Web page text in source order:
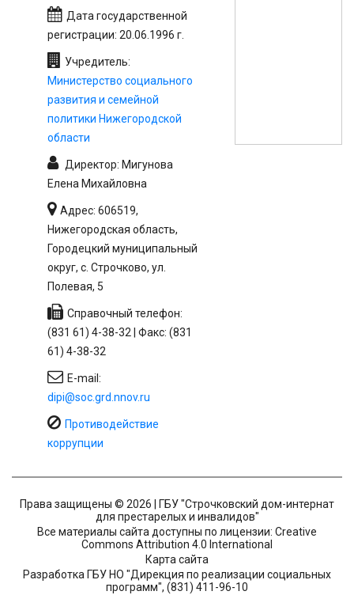
Дата государственной
регистрации: 20.06.1996 г.
Учредитель:
Министерство социального
развития и семейной
политики Нижегородской
области
Директор: Мигунова
Елена Михайловна
Адрес: 606519,
Нижегородская область,
Городецкий муниципальный
округ, с. Строчково, ул.
Полевая, 5
Справочный телефон:
(831 61) 4-38-32 | Факс: (831
61) 4-38-32
E-mail:
dipi@soc.grd.nnov.ru
Противодействие
коррупции
Права защищены © 2026 | ГБУ "Строчковский дом-интернат
для престарелых и инвалидов"
Все материалы сайта доступны по лицензии: Creative
Commons Attribution 4.0 International
Карта сайта
Разработка ГБУ НО "Дирекция по реализации социальных
программ", (831) 411-96-10